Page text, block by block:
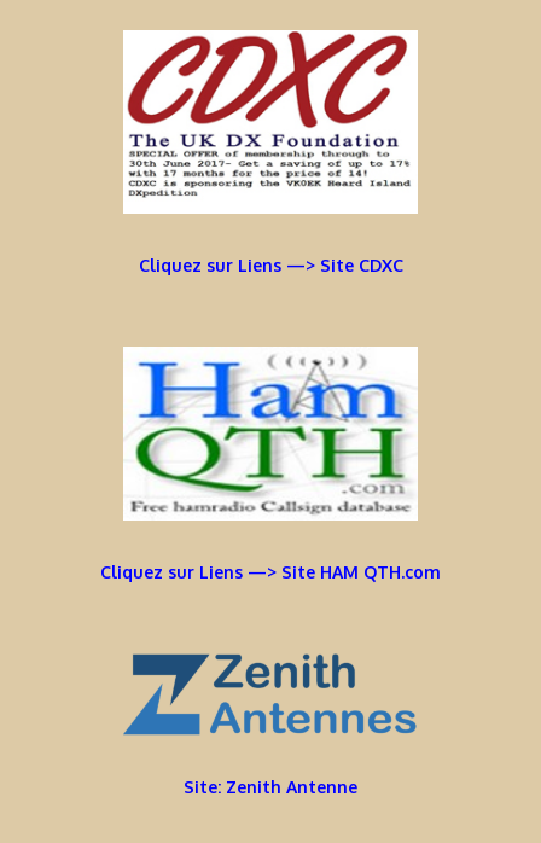
Cliquez sur Liens —> Site CDXC
Cliquez sur Liens —> Site HAM QTH.com
Site: Zenith Antenne